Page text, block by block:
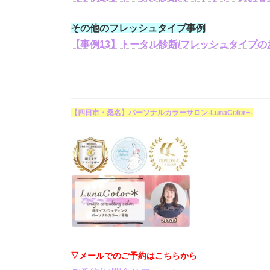
その他のフレッシュタイプ事例
【事例13】トータル診断/フレッシュタイプの
【四日市・桑名】パーソナルカラーサロン-LunaColor+-
▽メールでのご予約はこちらから